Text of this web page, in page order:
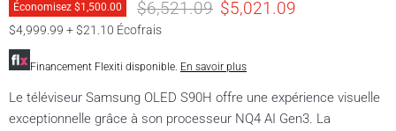
Économisez $1,500.00 Prix original
$6,521.09 Prix actuel
$5,021.09
$4,999.99 + $21.10 Écofrais
Financement Flexiti disponible. En savoir plus
Le téléviseur Samsung OLED S90H offre une expérience visuelle
exceptionnelle grâce à son processeur NQ4 AI Gen3. La